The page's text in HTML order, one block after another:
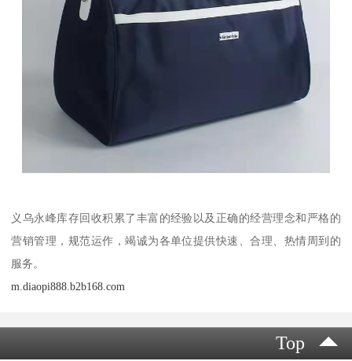
义乌永峰库存回收积累了丰富的经验以及正确的经营理念和严格的
营销管理，规范运作，竭诚为各单位提供快速、合理、热情周到的
服务。
m.diaopi888.b2b168.com
Top